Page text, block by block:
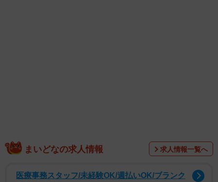
私がアルバイトしていた回転寿司店では、いわゆる「食い
逃げ」被害がありました。
まいどなの求人情報 求人情報一覧へ
医療事務スタッフ/未経験OK/週払いOK/ブランク